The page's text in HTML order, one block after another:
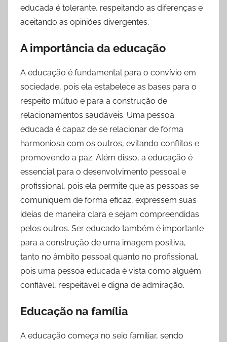
educada é tolerante, respeitando as diferenças e
aceitando as opiniões divergentes.
A importância da educação
A educação é fundamental para o convívio em
sociedade, pois ela estabelece as bases para o
respeito mútuo e para a construção de
relacionamentos saudáveis. Uma pessoa
educada é capaz de se relacionar de forma
harmoniosa com os outros, evitando conflitos e
promovendo a paz. Além disso, a educação é
essencial para o desenvolvimento pessoal e
profissional, pois ela permite que as pessoas se
comuniquem de forma eficaz, expressem suas
ideias de maneira clara e sejam compreendidas
pelos outros. Ser educado também é importante
para a construção de uma imagem positiva,
tanto no âmbito pessoal quanto no profissional,
pois uma pessoa educada é vista como alguém
confiável, respeitável e digna de admiração.
Educação na família
A educação começa no seio familiar, sendo